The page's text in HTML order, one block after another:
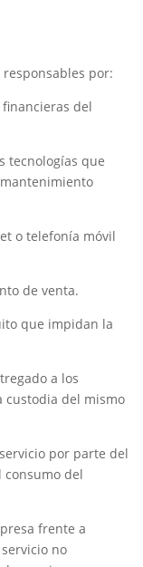
por:
del
que
o telefonía móvil
de venta.
que impidan la
a los
custodia del mismo
por parte del
consumo del
frente a
no